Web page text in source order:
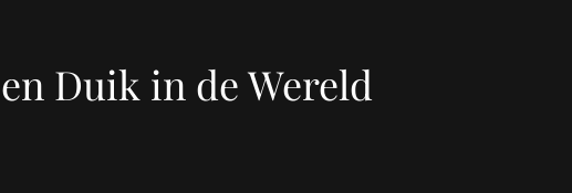
Duik in de Wereld